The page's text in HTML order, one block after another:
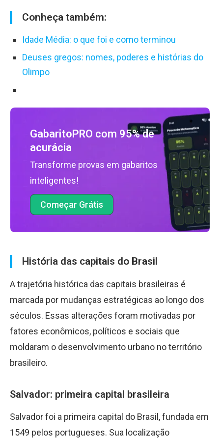
Conheça também:
Idade Média: o que foi e como terminou
Deuses gregos: nomes, poderes e histórias do
Olimpo
GabaritoPRO com 95% de
acurácia
Transforme provas em gabaritos
inteligentes!
Começar Grátis
História das capitais do Brasil
A trajetória histórica das capitais brasileiras é
marcada por mudanças estratégicas ao longo dos
séculos. Essas alterações foram motivadas por
fatores econômicos, políticos e sociais que
moldaram o desenvolvimento urbano no território
brasileiro.
Salvador: primeira capital brasileira
Salvador foi a primeira capital do Brasil, fundada em
1549 pelos portugueses. Sua localização